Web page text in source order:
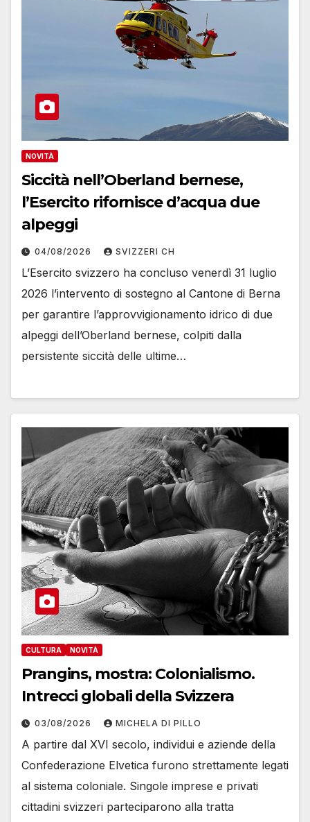
NOVITÀ
Siccità nell’Oberland bernese,
l’Esercito rifornisce d’acqua due
alpeggi
04/08/2026 SVIZZERI CH
L’Esercito svizzero ha concluso venerdì 31 luglio
2026 l’intervento di sostegno al Cantone di Berna
per garantire l’approvvigionamento idrico di due
alpeggi dell’Oberland bernese, colpiti dalla
persistente siccità delle ultime…
CULTURA NOVITÀ
Prangins, mostra: Colonialismo.
Intrecci globali della Svizzera
03/08/2026 MICHELA DI PILLO
A partire dal XVI secolo, individui e aziende della
Confederazione Elvetica furono strettamente legati
al sistema coloniale. Singole imprese e privati ​​
cittadini svizzeri parteciparono alla tratta